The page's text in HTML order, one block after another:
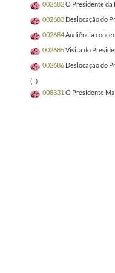
002682O Presidente da
002683 Deslocação do
002684Audiência
002685Visita do
002686 Deslocação do
(...)
008331 O Presidente